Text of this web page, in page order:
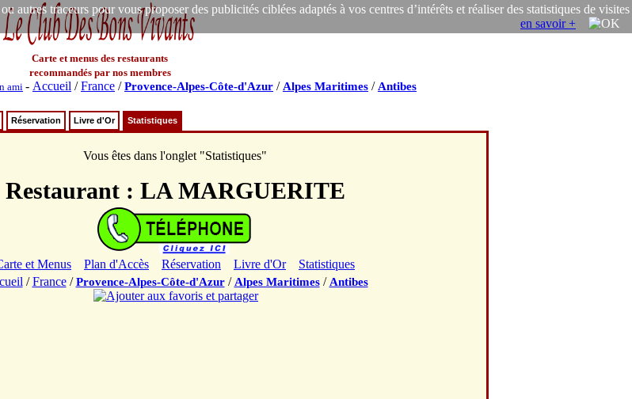
traceurs pour vous proposer des publicités ciblées adaptés à vos centres d’intérêts et réaliser des statistiques de visites
en savoir +
Carte et menus des restaurants
recommandés par nos membres
ami- Accueil /France /Provence-Alpes-Côte-d'Azur / Alpes Maritimes / Antibes
Réservation Livre d'Or Statistiques
Vous êtes dans l'onglet "Statistiques"
Restaurant : LA MARGUERITE
et Menus Plan d'Accès Réservation Livre d'Or
Statistiques
/France/Provence-Alpes-Côte-d'Azur/ Alpes Maritimes/ Antibes